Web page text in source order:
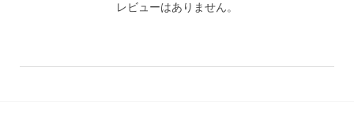
レビューはありません。